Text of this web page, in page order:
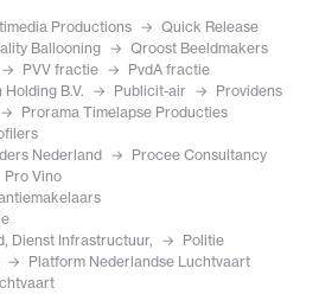
Productions
Quick Release
Ballooning
Qroost Beeldmakers
PVV fractie
PvdA fractie
Holding B.V. Publicit-air
Providens
Prorama Timelapse Producties
Nederland
Procee Consultancy
Pro Vino
Dienst Infrastructuur,
Politie
Platform Nederlandse Luchtvaart